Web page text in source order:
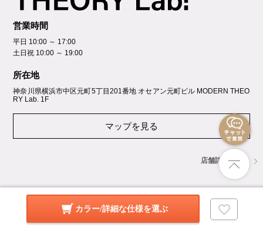
カラー/詳細な仕様を選ぶ
営業時間
平日 10:00 ～ 17:00
土日祝 10:00 ～ 19:00
所在地
神奈川県横浜市中区元町5丁⽬201番地 オセアン元町ビル MODERN THEO
RY Lab. 1F
マップを見る
店舗詳細を見る
GROUP SITES